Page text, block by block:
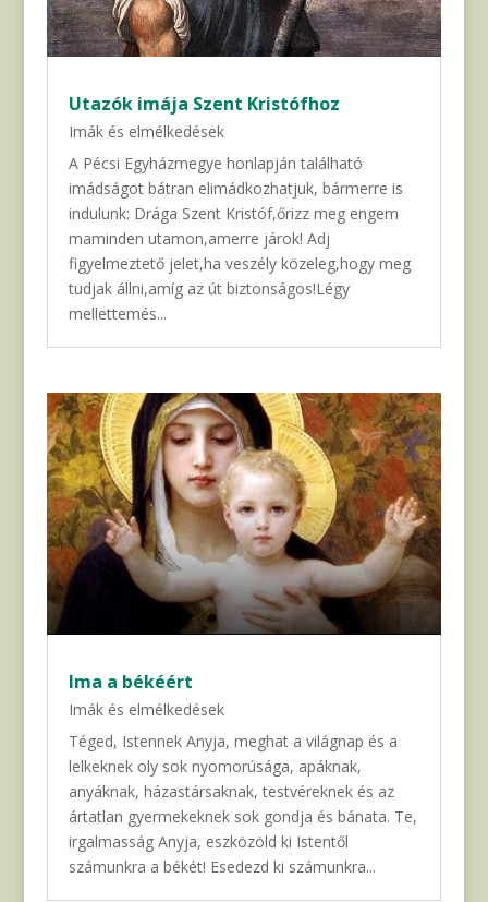
Utazók imája Szent Kristófhoz
Imák és elmélkedések
A Pécsi Egyházmegye honlapján található
imádságot bátran elimádkozhatjuk, bármerre is
indulunk: Drága Szent Kristóf,őrizz meg engem
maminden utamon,amerre járok! Adj
figyelmeztető jelet,ha veszély közeleg,hogy meg
tudjak állni,amíg az út biztonságos!Légy
mellettemés...
Ima a békéért
Imák és elmélkedések
Téged, Istennek Anyja, meghat a világnap és a
lelkeknek oly sok nyomorúsága, apáknak,
anyáknak, házastársaknak, testvéreknek és az
ártatlan gyermekeknek sok gondja és bánata. Te,
irgalmasság Anyja, eszközöld ki Istentől
számunkra a békét! Esedezd ki számunkra...